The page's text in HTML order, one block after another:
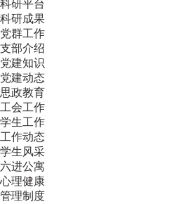
科研平台
科研成果
党群工作
支部介绍
党建知识
党建动态
思政教育
工会工作
学生工作
工作动态
学生风采
六进公寓
心理健康
管理制度